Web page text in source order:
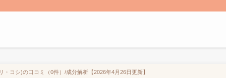
コシ)の口コミ（0件）/成分解析【2026年4月26日更新】